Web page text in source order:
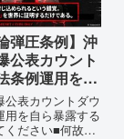
弾圧条例】沖
公表カウント
条例運用を自
間に注目して
公表カウントダウ
用を自ら暴露する
ください■何故、